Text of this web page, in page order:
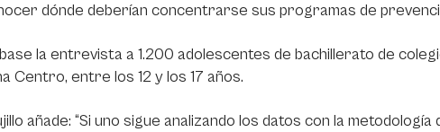
dónde deberían concentrarse sus programas de
la entrevista a 1.200 adolescentes de bachillerato de
Centro, entre los 12 y los 17 años.
añade: “Si uno sigue analizando los datos con la